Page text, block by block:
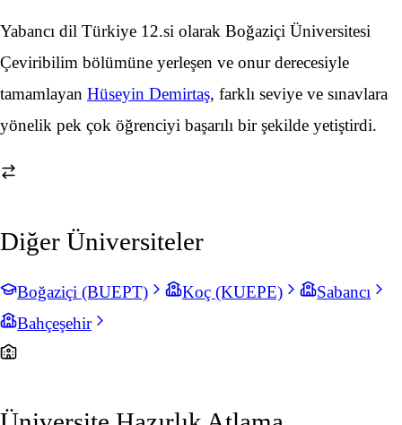
Yabancı dil Türkiye 12.si olarak Boğaziçi Üniversitesi
Çeviribilim bölümüne yerleşen ve onur derecesiyle
tamamlayan Hüseyin Demirtaş, farklı seviye ve sınavlara
yönelik pek çok öğrenciyi başarılı bir şekilde yetiştirdi.
Diğer Üniversiteler
Boğaziçi (BUEPT) Koç (KUEPE)
Sabancı
Bahçeşehir